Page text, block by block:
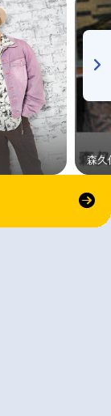
森久